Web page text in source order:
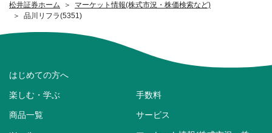
松井証券ホーム
マーケット情報(株式市況・株価検索など)
品川リフラ(5351)
はじめての方へ
楽しむ・学ぶ 手数料
商品一覧 サービス